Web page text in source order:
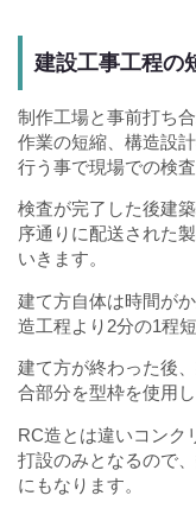
建設工事工程の
制作工場と事前打ち
作業の短縮、構造設
行う事で現場での検
検査が完了した後建
序通りに配送された
いきます。
建て方自体は時間が
造工程より2分の1程
建て方が終わった後
合部分を型枠を使用
RC造とは違いコンク
打設のみとなるので
にもなります。